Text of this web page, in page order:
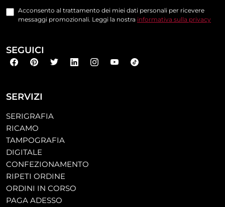
SERVIZI
SERIGRAFIA
RICAMO
TAMPOGRAFIA
DIGITALE
CONFEZIONAMENTO
RIPETI ORDINE
ORDINI IN CORSO
PAGA ADESSO
Acconsento al trattamento dei miei dati personali per ricevere
messaggi promozionali. Leggi la nostra informativa sulla privacy
SEGUICI